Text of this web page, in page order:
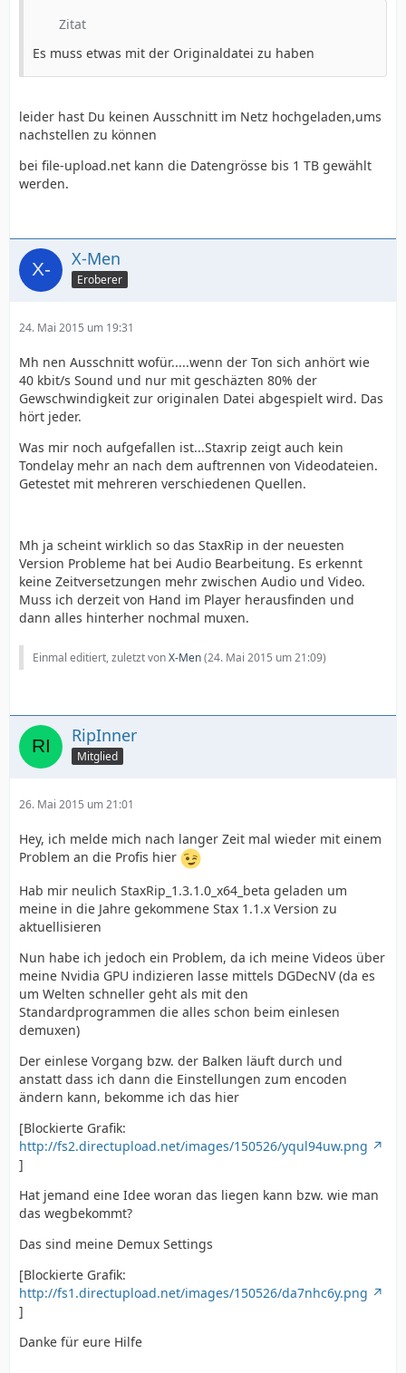
Zitat
Es muss etwas mit der Originaldatei zu haben
leider hast Du keinen Ausschnitt im Netz hochgeladen,ums
nachstellen zu können
bei file-upload.net kann die Datengrösse bis 1 TB gewählt
werden.
X-Men
Eroberer
24. Mai 2015 um 19:31
Mh nen Ausschnitt wofür.....wenn der Ton sich anhört wie
40 kbit/s Sound und nur mit geschäzten 80% der
Gewschwindigkeit zur originalen Datei abgespielt wird. Das
hört jeder.
Was mir noch aufgefallen ist...Staxrip zeigt auch kein
Tondelay mehr an nach dem auftrennen von Videodateien.
Getestet mit mehreren verschiedenen Quellen.
Mh ja scheint wirklich so das StaxRip in der neuesten
Version Probleme hat bei Audio Bearbeitung. Es erkennt
keine Zeitversetzungen mehr zwischen Audio und Video.
Muss ich derzeit von Hand im Player herausfinden und
dann alles hinterher nochmal muxen.
Einmal editiert, zuletzt vonX-Men(24. Mai 2015 um 21:09)
RipInner
Mitglied
26. Mai 2015 um 21:01
Hey, ich melde mich nach langer Zeit mal wieder mit einem
Problem an die Profis hier
Hab mir neulich StaxRip_1.3.1.0_x64_beta geladen um
meine in die Jahre gekommene Stax 1.1.x Version zu
aktuellisieren
Nun habe ich jedoch ein Problem, da ich meine Videos über
meine Nvidia GPU indizieren lasse mittels DGDecNV (da es
um Welten schneller geht als mit den
Standardprogrammen die alles schon beim einlesen
demuxen)
Der einlese Vorgang bzw. der Balken läuft durch und
anstatt dass ich dann die Einstellungen zum encoden
ändern kann, bekomme ich das hier
[Blockierte Grafik:
http://fs2.directupload.net/images/150526/yqul94uw.png
]
Hat jemand eine Idee woran das liegen kann bzw. wie man
das wegbekommt?
Das sind meine Demux Settings
[Blockierte Grafik:
http://fs1.directupload.net/images/150526/da7nhc6y.png
]
Danke für eure Hilfe